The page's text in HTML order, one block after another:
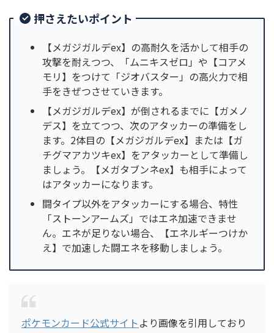
押さえたいポイント
【メガジガルデex】の高耐久を活かして相手の
攻撃を耐えつつ、「ムニキスゼロ」や【コアメ
モリ】をつけて「ジオバスター」の高火力で相
手をきぜつさせていきます。
【メガジガルデex】が倒されるまでに【ガメノ
デス】を立てつつ、次のアタッカーの準備をし
ます。2体目の【メガジガルデex】または【ガ
チグマアカツキex】をアタッカーとして準備し
ましょう。【メガタブンネex】も相手によって
はアタッカーになります。
闘タイプ以外をアタッカーにする場合、特性
「ストーンアームズ」ではエネ加速できませ
ん。エネが足りない場合、【エネルギーつけか
え】で加速した闘エネを移動しましょう。
ポケモンカード公式サイトより画像を引用しており